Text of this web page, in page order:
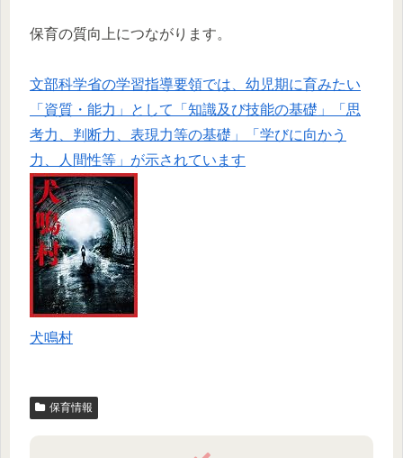
保育の質向上につながります。
文部科学省の学習指導要領では、幼児期に育みたい
「資質・能力」として「知識及び技能の基礎」「思
考力、判断力、表現力等の基礎」「学びに向かう
力、人間性等」が示されています
犬鳴村
保育情報